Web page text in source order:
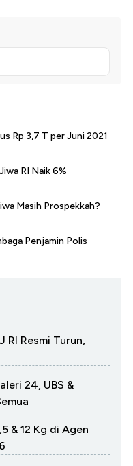
Rp 3,7 T per Juni 2021
RI Naik 6%
Masih Prospekkah?
Penjamin Polis
RI Resmi Turun,
24, UBS &
& 12 Kg di Agen